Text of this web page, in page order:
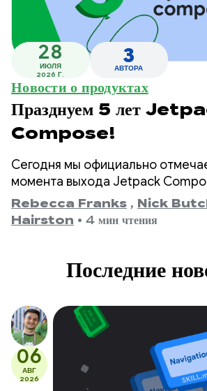
28
ИЮЛЯ
2026 Г.
3
АВТОРА
Новости о продуктах
Празднуем 5 лет
Compose!
Сегодня мы официально
момента выхода Jetpack
с версии 1.0, анонсированной 28
и заканчивая нашей последней
Rebecca Franks , Nick
Hairston • 4 мин чтения
Последние
06
АВГ
2026